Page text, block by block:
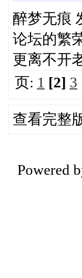
醉梦无痕
论坛的繁
更离不开
页: 1 [2] 3
查看完整
Powered